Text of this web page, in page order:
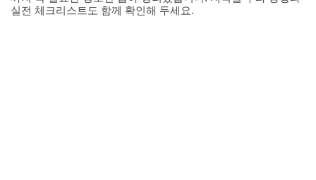
실전 체크리스트도 함께 확인해 두세요.